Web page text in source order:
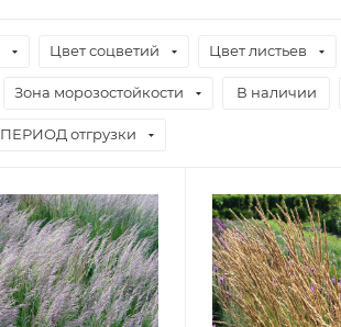
Цвет соцветий Цвет листьев
Зона морозостойкости В наличии
ПЕРИОД отгрузки